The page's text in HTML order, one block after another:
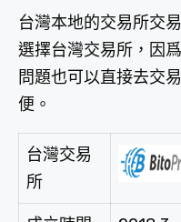
台灣本地的交易所交
選擇台灣交易所，因
問題也可以直接去交
便。
台灣交易
所